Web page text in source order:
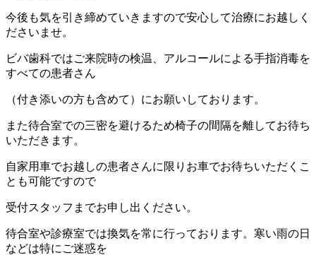
今後も気を引き締めていきますので安心して治療にお越しく
ださいませ。
ビバ歯科ではご来院時の検温、アルコールによる手指消毒を
すべての患者さん
（付き添いの方も含めて）にお願いしております。
また待合室での三密を避けるため椅子の間隔を離してお待ち
いただきます。
自家用車でお越しの患者さんに限りお車でお待ちいただくこ
とも可能ですので
受付スタッフまでお申し出ください。
待合室や診療室では換気を常に行っております。寒い雨の日
などは特にご迷惑を